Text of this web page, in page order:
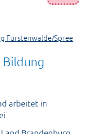
Fürstenwalde/Spree
arbeitet in